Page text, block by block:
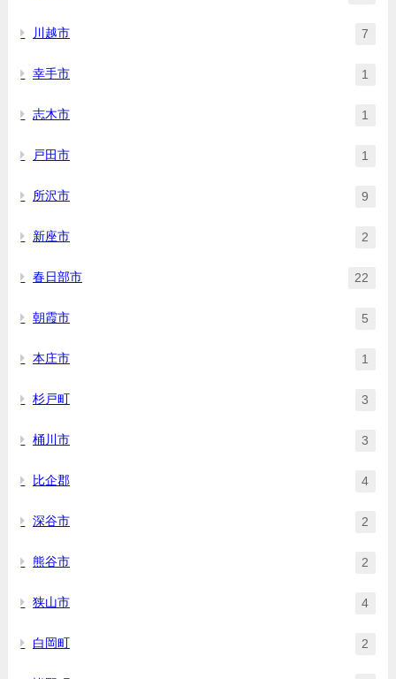
川越市 7
幸手市 1
志木市 1
戸田市 1
所沢市 9
新座市 2
春日部市 22
朝霞市 5
本庄市 1
杉戸町 3
桶川市 3
比企郡 4
深谷市 2
熊谷市 2
狭山市 4
白岡町 2